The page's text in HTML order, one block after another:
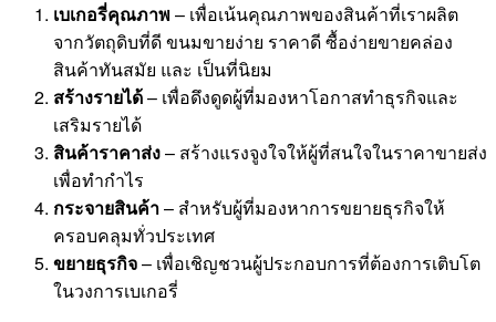
เบเกอรี่คุณภาพ – เพื่อเน้นคุณภาพของสินค้าที่เราผลิต
จากวัตถุดิบที่ดี ขนมขายง่าย ราคาดี ซื้อง่ายขายคล่อง
สินค้าทันสมัย และ เป็นที่นิยม
สร้างรายได้– เพื่อดึงดูดผู้ที่มองหาโอกาสทำธุรกิจและ
เสริมรายได้
สินค้าราคาส่ง– สร้างแรงจูงใจให้ผู้ที่สนใจในราคาขายส่ง
เพื่อทำกำไร
กระจายสินค้า– สำหรับผู้ที่มองหาการขยายธุรกิจให้
ครอบคลุมทั่วประเทศ
ขยายธุรกิจ– เพื่อเชิญชวนผู้ประกอบการที่ต้องการเติบโต
ในวงการเบเกอรี่